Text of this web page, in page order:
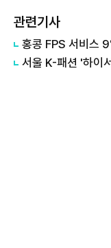
관련기사
홍콩 FPS 서비스